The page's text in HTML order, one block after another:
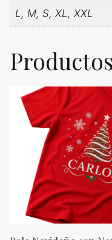
L, M, S, XL, XXL